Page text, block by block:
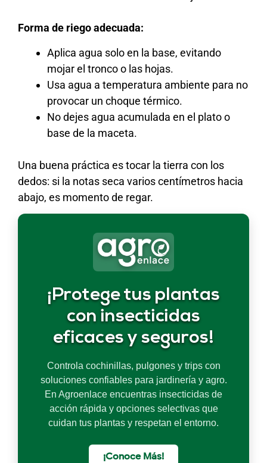
Forma de riego adecuada:
Aplica agua solo en la base, evitando
mojar el tronco o las hojas.
Usa agua a temperatura ambiente para no
provocar un choque térmico.
No dejes agua acumulada en el plato o
base de la maceta.
Una buena práctica es tocar la tierra con los
dedos: si la notas seca varios centímetros hacia
abajo, es momento de regar.
¡Protege tus plantas
con insecticidas
eficaces y seguros!
Controla cochinillas, pulgones y trips con
soluciones confiables para jardinería y agro.
En Agroenlace encuentras insecticidas de
acción rápida y opciones selectivas que
cuidan tus plantas y respetan el entorno.
¡Conoce Más!